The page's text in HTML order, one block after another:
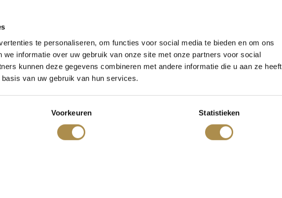
te personaliseren, om functies voor social media te bieden en om ons
informatie over uw gebruik van onze site met onze partners voor social
kunnen deze gegevens combineren met andere informatie die u aan ze heeft
van uw gebruik van hun services.
Voorkeuren Statistieken